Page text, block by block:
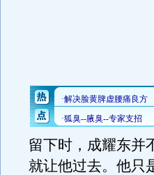
留下时，成耀东并
就让他过去。他只